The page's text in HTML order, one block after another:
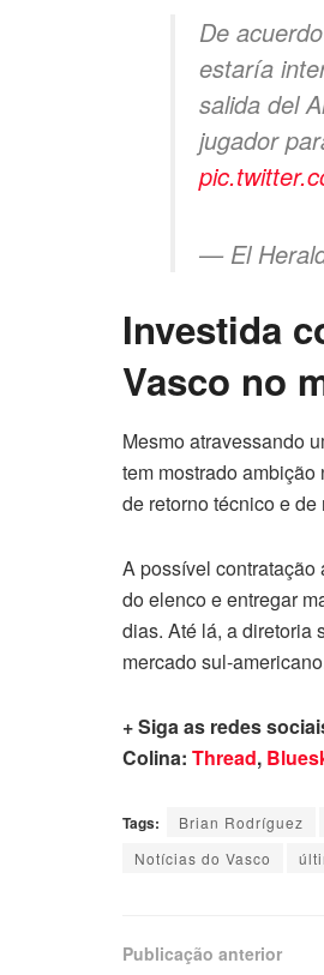
De
estaría
salida del
jugador
— El
Investida
Vasco no
Mesmo atravessando
tem mostrado
de retorno técnico e
A possível contratação
do elenco e entregar
dias. Até lá, a diretoria
mercado sul-
+ Siga as redes
Colina: Thread,
Tags: Brian Rodríguez
Notícias do Vasco
Publicação anterior